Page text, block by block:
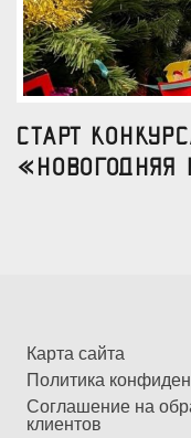
Старт
«Новогодняя
Карта сайта
Политика
Соглашение на
клиентов